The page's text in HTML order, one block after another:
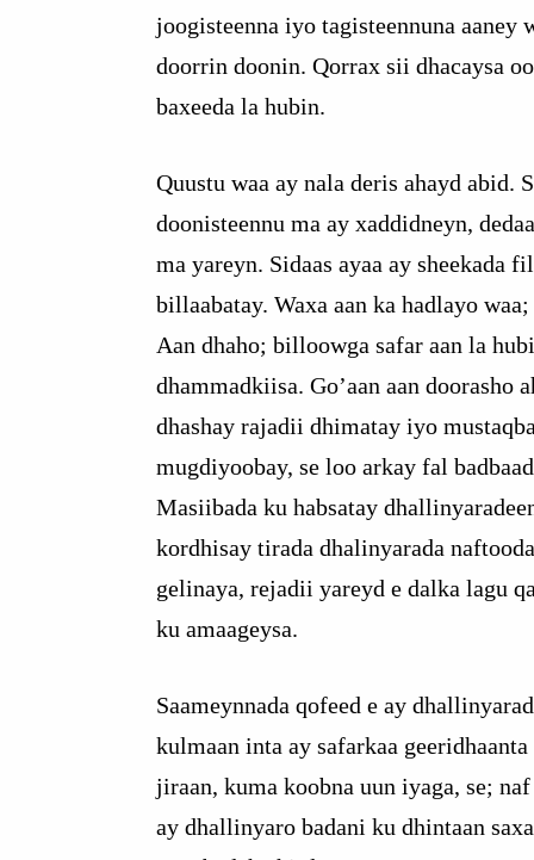
joogisteenna iyo tagisteennuna aaney
doorrin doonin. Qorrax sii dhacaysa
baxeeda la hubin.
Quustu waa ay nala deris ahayd abid.
doonisteennu ma ay xaddidneyn,
ma yareyn. Sidaas ayaa ay sheekada
billaabatay. Waxa aan ka hadlayo
Aan dhaho; billoowga safar aan la
dhammadkiisa. Go’aan aan doorasho
dhashay rajadii dhimatay iyo
mugdiyoobay, se loo arkay fal
Masiibada ku habsatay
kordhisay tirada dhalinyarada
gelinaya, rejadii yareyd e dalka lagu
ku amaageysa.
Saameynnada qofeed e ay
kulmaan inta ay safarkaa geeridhaanta
jiraan, kuma koobna uun iyaga, se;
ay dhallinyaro badani ku dhintaan